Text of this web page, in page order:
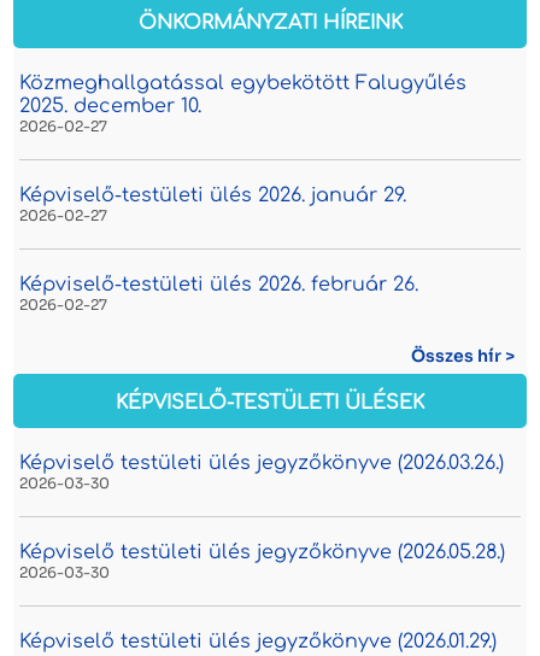
ÖNKORMÁNYZATI HÍREINK
Közmeghallgatással egybekötött Falugyűlés
2025. december 10.
2026-02-27
Képviselő-testületi ülés 2026. január 29.
2026-02-27
Képviselő-testületi ülés 2026. február 26.
2026-02-27
Összes hír >
KÉPVISELŐ-TESTÜLETI ÜLÉSEK
Képviselő testületi ülés jegyzőkönyve (2026.03.26.)
2026-03-30
Képviselő testületi ülés jegyzőkönyve (2026.05.28.)
2026-03-30
Képviselő testületi ülés jegyzőkönyve (2026.01.29.)